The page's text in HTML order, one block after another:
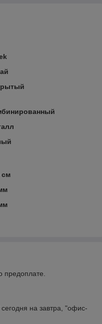
см
предоплате.
на завтра, "офис-